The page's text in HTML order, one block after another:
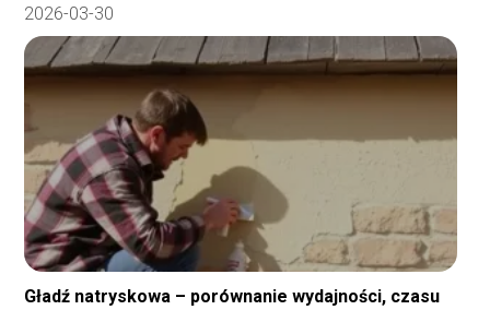
2026-03-30
Gładź natryskowa – porównanie wydajności, czasu